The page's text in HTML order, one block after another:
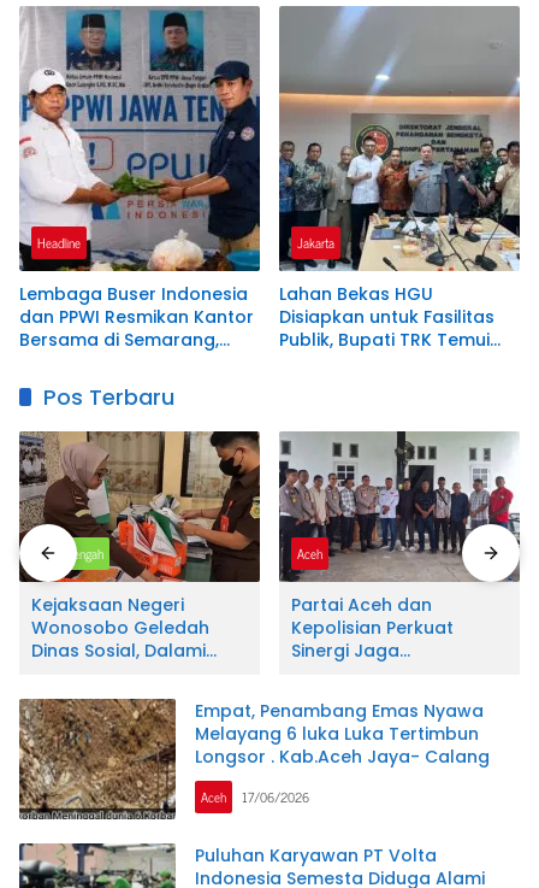
Etis Penjaga Negeri
Headline
Lembaga Buser Indonesia
dan PPWI Resmikan Kantor
Bersama di Semarang,
Kelembagaan dan
Jurnalistik
Jakarta
Lahan Bekas HGU
Disiapkan untuk Fasilitas
Publik, Bupati TRK Temui
Pos Terbaru
Jawa Tengah
Kejaksaan Negeri
Wonosobo Geledah
Dinas Sosial, Dalami
Penyaluran Program
PKH
Aceh
Partai Aceh dan
Kepolisian Perkuat
Sinergi Jaga
Empat, Penambang Emas Nyawa
Melayang 6 luka Luka Tertimbun
Longsor . Kab.Aceh Jaya- Calang
Aceh 17/06/2026
Puluhan Karyawan PT Volta
Indonesia Semesta Diduga Alami